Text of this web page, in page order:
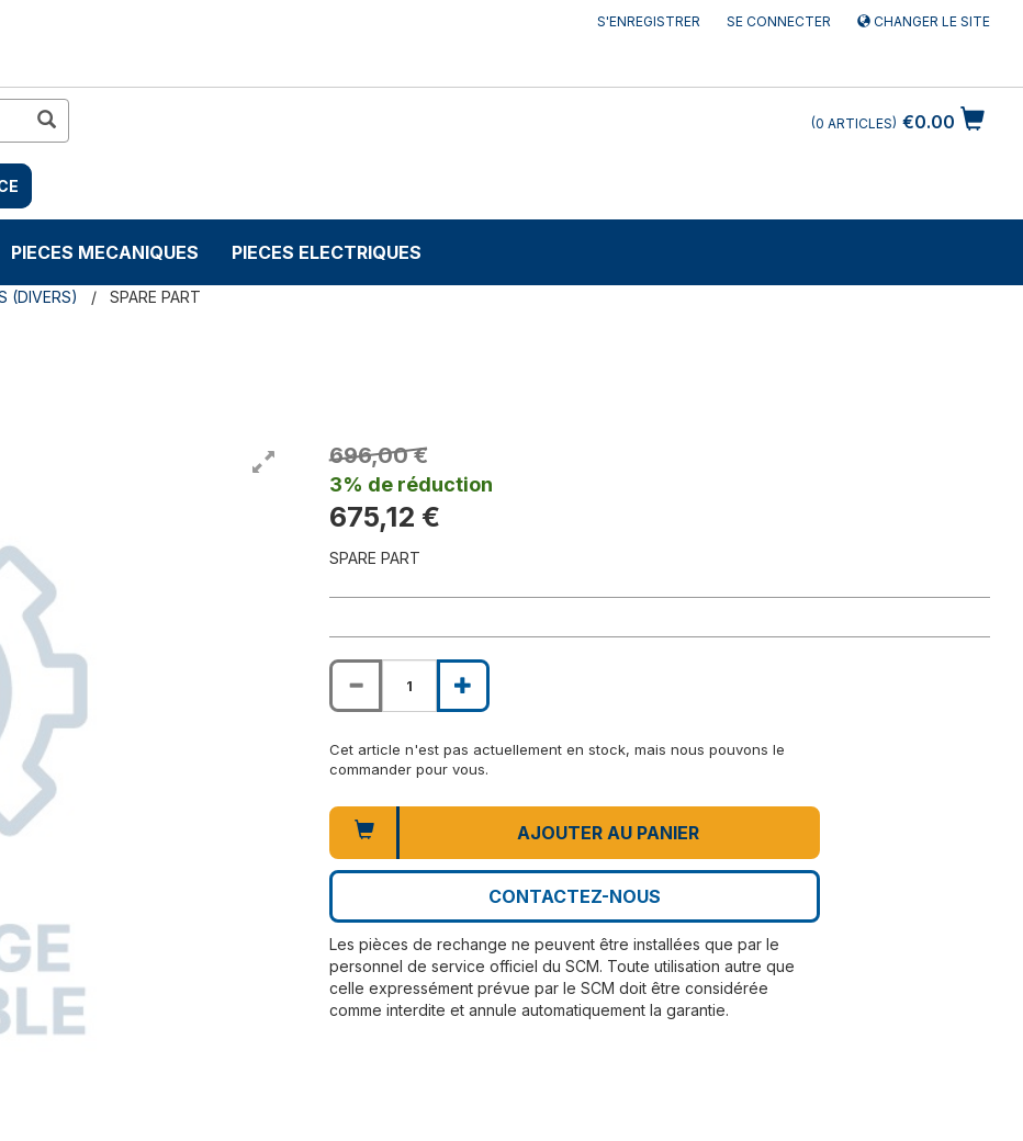
S'ENREGISTRER SE CONNECTER CHANGER LE SITE
€0.00
0 ARTICLES
PIECES MECANIQUES PIECES ELECTRIQUES
(DIVERS) SPARE PART
696,00 €
3% de réduction
675,12 €
SPARE PART
Cet article n'est pas actuellement en stock, mais nous pouvons le
commander pour vous.
AJOUTER AU PANIER
CONTACTEZ-NOUS
Les pièces de rechange ne peuvent être installées que par le
personnel de service officiel du SCM. Toute utilisation autre que
celle expressément prévue par le SCM doit être considérée
comme interdite et annule automatiquement la garantie.